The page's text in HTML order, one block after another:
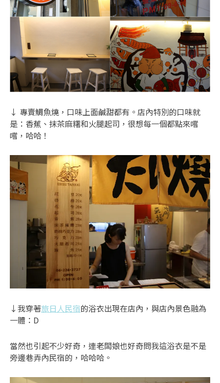
↓ 專賣鯛魚燒，口味上面鹹甜都有。店內特別的口味就
是：香蕉、抹茶麻糬和火腿起司，很想每一個都點來嚐
嚐，哈哈！
↓我穿著旅日人民宿的浴衣出現在店內，與店內景色融為
一體：D
當然也引起不少好奇，連老闆娘也好奇問我這浴衣是不是
旁邊巷弄內民宿的，哈哈哈。